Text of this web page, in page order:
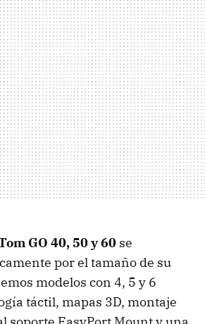
GO 40, 50 y 60 se
por el tamaño de su
modelos con 4, 5 y 6
táctil, mapas 3D, montaje